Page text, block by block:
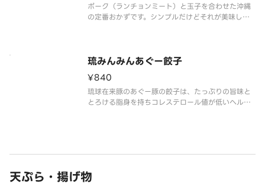
ポーク（ランチョンミート）と玉子を合わせた沖縄
の定番おかずです。シンプルだけどそれが美味し
琉みんみんあぐー餃子
¥840
琉球在来豚のあぐー豚の餃子は、たっぷりの旨味と
とろける脂身を持ちコレステロール値が低いヘルシ
天ぷら・揚げ物